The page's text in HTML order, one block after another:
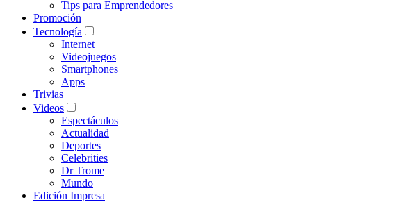
Tips para Emprendedores
Promoción
Tecnología
Internet
Videojuegos
Smartphones
Apps
Trivias
Videos
Espectáculos
Actualidad
Deportes
Celebrities
Dr Trome
Mundo
Edición Impresa